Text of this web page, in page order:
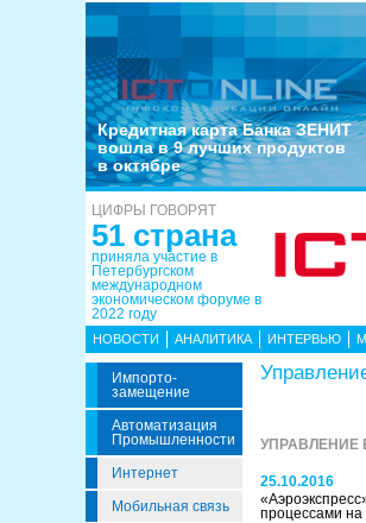
Кредитная карта Банка ЗЕНИТ
вошла в 9 лучших продуктов
в октябре
ЦИФРЫ ГОВОРЯТ
51 страна
приняла участие в
Петербургском
международном
экономическом форуме в
2022 году
НОВОСТИ АНАЛИТИКА ИНТЕРВЬЮ
Импорто­
Замещение
Автоматизация
Промышленности
Интернет
Мобильная связь
УПРАВЛЕНИЕ
25.10.2016
процессами на